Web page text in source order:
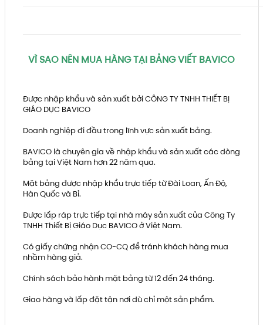
VÌ SAO NÊN MUA HÀNG TẠI BẢNG VIẾT BAVICO
Được nhập khẩu và sản xuất bởi CÔNG TY TNHH THIẾT BỊ
GIÁO DỤC BAVICO
Doanh nghiệp đi đầu trong lĩnh vực sản xuất bảng.
BAVICO là chuyên gia về nhập khẩu và sản xuất các dòng
bảng tại Việt Nam hơn 22 năm qua.
Mặt bảng được nhập khẩu trực tiếp từ Đài Loan, Ấn Độ,
Hàn Quốc và Bỉ.
Được lắp ráp trực tiếp tại nhà máy sản xuất của Công Ty
TNHH Thiết Bị Giáo Dục BAVICO ở Việt Nam.
Có giấy chứng nhận CO-CQ để tránh khách hàng mua
nhầm hàng giả.
Chính sách bảo hành mặt bảng từ 12 đến 24 tháng.
Giao hàng và lắp đặt tận nơi dù chỉ một sản phẩm.